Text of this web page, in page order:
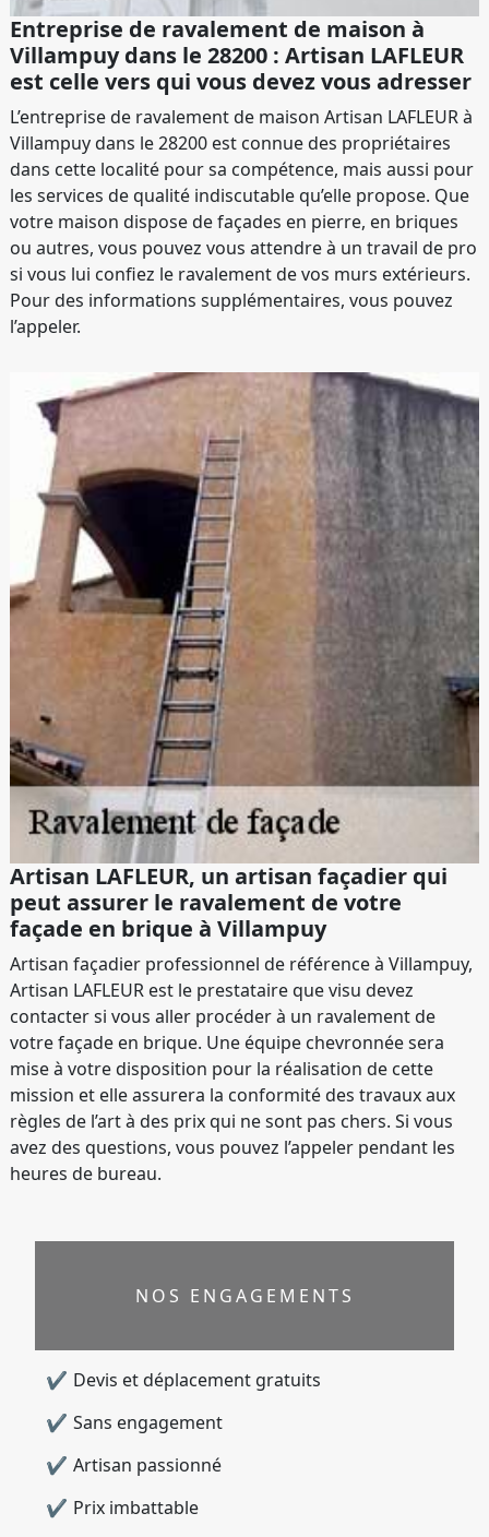
Entreprise de ravalement de maison à
Villampuy dans le 28200 : Artisan LAFLEUR
est celle vers qui vous devez vous adresser
L’entreprise de ravalement de maison Artisan LAFLEUR à
Villampuy dans le 28200 est connue des propriétaires
dans cette localité pour sa compétence, mais aussi pour
les services de qualité indiscutable qu’elle propose. Que
votre maison dispose de façades en pierre, en briques
ou autres, vous pouvez vous attendre à un travail de pro
si vous lui confiez le ravalement de vos murs extérieurs.
Pour des informations supplémentaires, vous pouvez
l’appeler.
Artisan LAFLEUR, un artisan façadier qui
peut assurer le ravalement de votre
façade en brique à Villampuy
Artisan façadier professionnel de référence à Villampuy,
Artisan LAFLEUR est le prestataire que visu devez
contacter si vous aller procéder à un ravalement de
votre façade en brique. Une équipe chevronnée sera
mise à votre disposition pour la réalisation de cette
mission et elle assurera la conformité des travaux aux
règles de l’art à des prix qui ne sont pas chers. Si vous
avez des questions, vous pouvez l’appeler pendant les
heures de bureau.
NOS ENGAGEMENTS
Devis et déplacement gratuits
Sans engagement
Artisan passionné
Prix imbattable